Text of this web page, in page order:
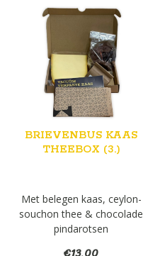
BRIEVENBUS KAAS
THEEBOX (3.)
Met belegen kaas, ceylon-
souchon thee & chocolade
pindarotsen